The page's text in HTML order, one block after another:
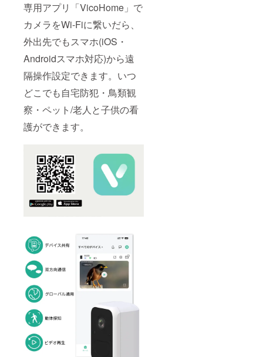
専用アプリ「VicoHome」で
カメラをWi-Fiに繋いだら、
外出先でもスマホ(iOS・
Androidスマホ対応)から遠
隔操作設定できます。いつ
どこでも自宅防犯・鳥類観
察・ペット/老人と子供の看
護ができます。